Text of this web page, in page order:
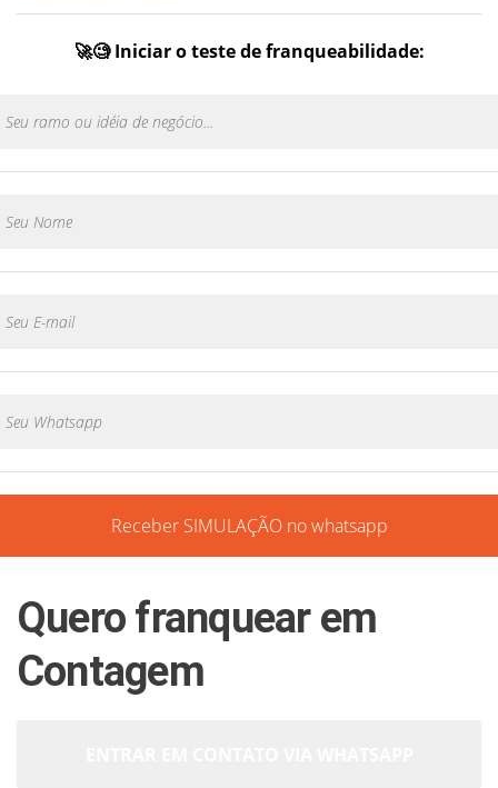
🚀🧐 Iniciar o teste de franqueabilidade:
Receber SIMULAÇÃO no whatsapp
Quero franquear em
Contagem